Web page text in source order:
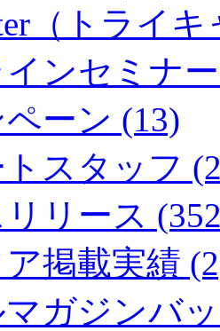
（トライ
ンセミナ
ーン (13)
スタッフ
リース
掲載実績
マガジンバ